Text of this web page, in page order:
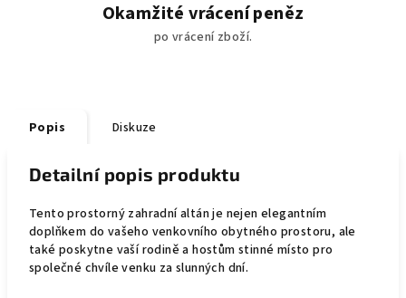
Okamžité vrácení peněz
po vrácení zboží.
Popis Diskuze
Detailní popis produktu
Tento prostorný zahradní altán je nejen elegantním
doplňkem do vašeho venkovního obytného prostoru, ale
také poskytne vaší rodině a hostům stinné místo pro
společné chvíle venku za slunných dní.